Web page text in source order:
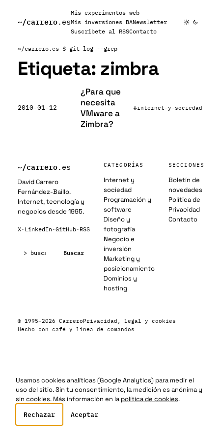
~/carrero.es
Mis experimentos web
Mis inversiones BANewsletter
Suscribete al RSSContacto
~/carrero.es $ git log --grep
Etiqueta: zimbra
2010-01-12
¿Para que
necesita
VMware a
Zimbra?
#internet-y-sociedad
~/carrero.es
David Carrero
Fernández-Baillo.
Internet, tecnología y
negocios desde 1995.
X· LinkedIn·GitHub· RSS
Buscar
CATEGORÍAS
Internet y
sociedad
Programación y
software
Diseño y
fotografía
Negocio e
inversión
Marketing y
posicionamiento
Dominios y
hosting
SECCIONES
Boletín de
novedades
Política de
Privacidad
Contacto
© 1995–2026 CarreroPrivacidad, legal y cookies
Hecho con café y línea de comandos
Usamos cookies analíticas (Google Analytics) para medir el
uso del sitio. Sin tu consentimiento, la medición es anónima y
sin cookies. Más información en lapolítica de cookies.
Rechazar Aceptar